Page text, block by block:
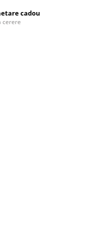
cadou
cerere